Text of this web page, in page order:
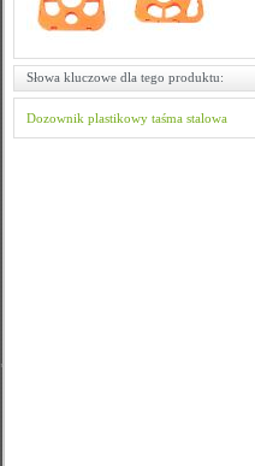
Słowa kluczowe dla tego produktu:
Dozownik plastikowy taśma stalowa